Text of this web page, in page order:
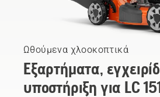
Ωθούμενα χλοοκοπτικά
Εξαρτήματα,
υποστήριξη για LC